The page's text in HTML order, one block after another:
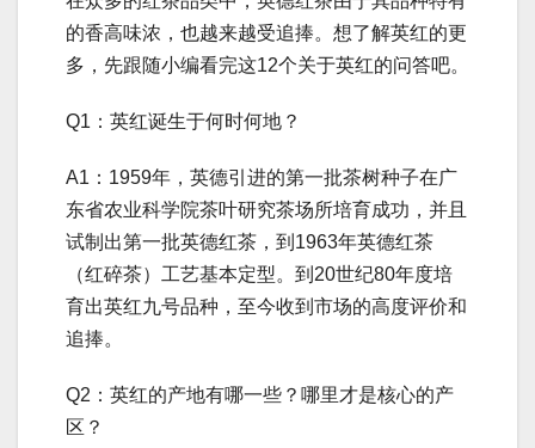
的香高味浓，也越来越受追捧。想了解英红的更
多，先跟随小编看完这12个关于英红的问答吧。
Q1：英红诞生于何时何地？
A1：1959年，英德引进的第一批茶树种子在广
东省农业科学院茶叶研究茶场所培育成功，并且
试制出第一批英德红茶，到1963年英德红茶
（红碎茶）工艺基本定型。到20世纪80年度培
育出英红九号品种，至今收到市场的高度评价和
追捧。
Q2：英红的产地有哪一些？哪里才是核心的产
区？